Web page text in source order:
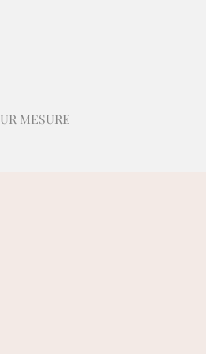
MESURE